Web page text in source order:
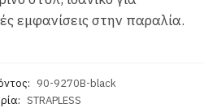
εμφανίσεις στην παραλία.
90-9270B-black
STRAPLESS